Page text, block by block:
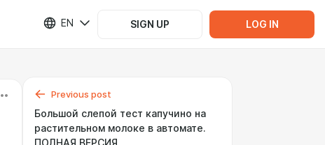
EN SIGN UP LOG IN
Previous post
Большой слепой тест капучино на
растительном молоке в автомате.